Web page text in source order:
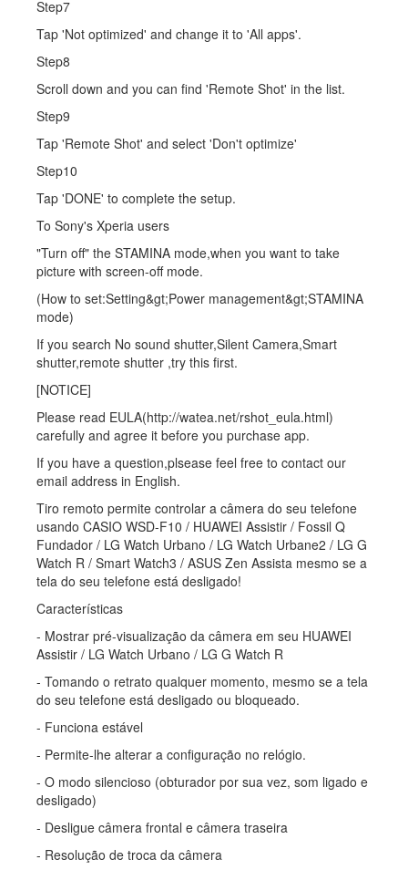
Step7
Tap 'Not optimized' and change it to 'All apps'.
Step8
Scroll down and you can find 'Remote Shot' in the list.
Step9
Tap 'Remote Shot' and select 'Don't optimize'
Step10
Tap 'DONE' to complete the setup.
To Sony's Xperia users
"Turn off" the STAMINA mode,when you want to take
picture with screen-off mode.
(How to set:Setting&gt;Power management&gt;STAMINA
mode)
If you search No sound shutter,Silent Camera,Smart
shutter,remote shutter ,try this first.
[NOTICE]
Please read EULA(http://watea.net/rshot_eula.html)
carefully and agree it before you purchase app.
If you have a question,plsease feel free to contact our
email address in English.
Tiro remoto permite controlar a câmera do seu telefone
usando CASIO WSD-F10 / HUAWEI Assistir / Fossil Q
Fundador / LG Watch Urbano / LG Watch Urbane2 / LG G
Watch R / Smart Watch3 / ASUS Zen Assista mesmo se a
tela do seu telefone está desligado!
Características
- Mostrar pré-visualização da câmera em seu HUAWEI
Assistir / LG Watch Urbano / LG G Watch R
- Tomando o retrato qualquer momento, mesmo se a tela
do seu telefone está desligado ou bloqueado.
- Funciona estável
- Permite-lhe alterar a configuração no relógio.
- O modo silencioso (obturador por sua vez, som ligado e
desligado)
- Desligue câmera frontal e câmera traseira
- Resolução de troca da câmera